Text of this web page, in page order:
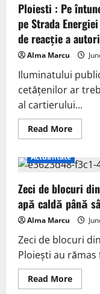
Ploiesti : Pe
pe Strada
de reacție a
Alma Marcu
Iluminatului
cetățenilor ar
al cartierului...
Read More
Actualitate
Zeci de blocuri
apă caldă până
Alma Marcu
Zeci de blocuri
Ploiești au rămas
Read More